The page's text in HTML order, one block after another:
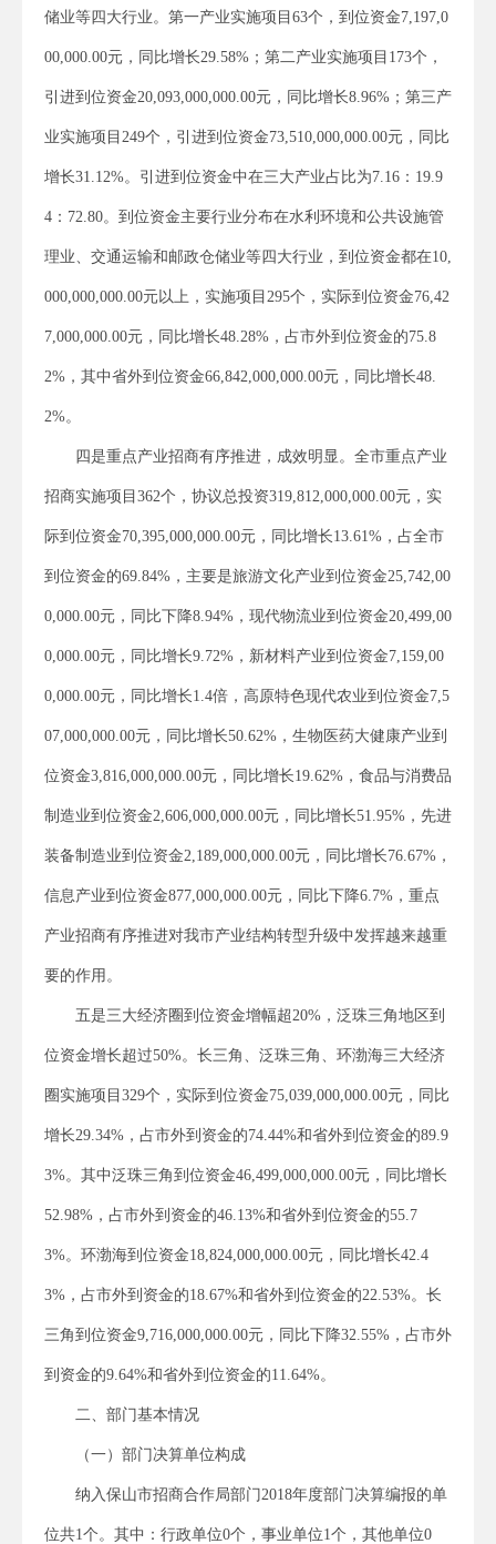
储业等四大行业。第一产业实施项目63个，到位资金7,197,0
00,000.00元，同比增长29.58%；第二产业实施项目173个，
引进到位资金20,093,000,000.00元，同比增长8.96%；第三产
业实施项目249个，引进到位资金73,510,000,000.00元，同比
增长31.12%。引进到位资金中在三大产业占比为7.16：19.9
4：72.80。到位资金主要行业分布在水利环境和公共设施管
理业、交通运输和邮政仓储业等四大行业，到位资金都在10,
000,000,000.00元以上，实施项目295个，实际到位资金76,42
7,000,000.00元，同比增长48.28%，占市外到位资金的75.8
2%，其中省外到位资金66,842,000,000.00元，同比增长48.
2%。
四是重点产业招商有序推进，成效明显。全市重点产业
招商实施项目362个，协议总投资319,812,000,000.00元，实
际到位资金70,395,000,000.00元，同比增长13.61%，占全市
到位资金的69.84%，主要是旅游文化产业到位资金25,742,00
0,000.00元，同比下降8.94%，现代物流业到位资金20,499,00
0,000.00元，同比增长9.72%，新材料产业到位资金7,159,00
0,000.00元，同比增长1.4倍，高原特色现代农业到位资金7,5
07,000,000.00元，同比增长50.62%，生物医药大健康产业到
位资金3,816,000,000.00元，同比增长19.62%，食品与消费品
制造业到位资金2,606,000,000.00元，同比增长51.95%，先进
装备制造业到位资金2,189,000,000.00元，同比增长76.67%，
信息产业到位资金877,000,000.00元，同比下降6.7%，重点
产业招商有序推进对我市产业结构转型升级中发挥越来越重
要的作用。
五是三大经济圈到位资金增幅超20%，泛珠三角地区到
位资金增长超过50%。长三角、泛珠三角、环渤海三大经济
圈实施项目329个，实际到位资金75,039,000,000.00元，同比
增长29.34%，占市外到资金的74.44%和省外到位资金的89.9
3%。其中泛珠三角到位资金46,499,000,000.00元，同比增长
52.98%，占市外到资金的46.13%和省外到位资金的55.7
3%。环渤海到位资金18,824,000,000.00元，同比增长42.4
3%，占市外到资金的18.67%和省外到位资金的22.53%。长
三角到位资金9,716,000,000.00元，同比下降32.55%，占市外
到资金的9.64%和省外到位资金的11.64%。
二、部门基本情况
（一）部门决算单位构成
纳入保山市招商合作局部门2018年度部门决算编报的单
位共1个。其中：行政单位0个，事业单位1个，其他单位0